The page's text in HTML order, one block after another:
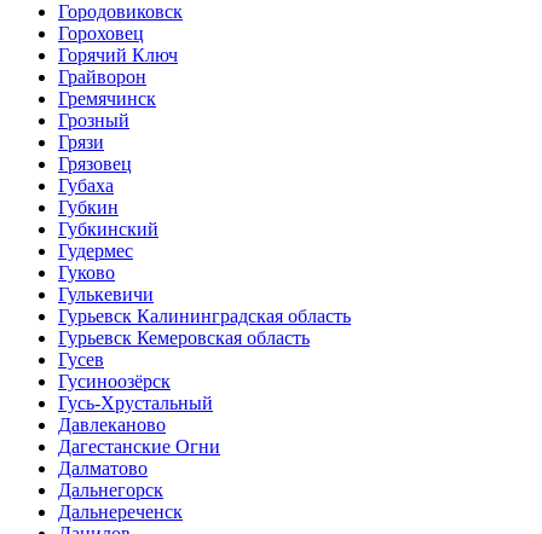
Городовиковск
Гороховец
Горячий Ключ
Грайворон
Гремячинск
Грозный
Грязи
Грязовец
Губаха
Губкин
Губкинский
Гудермес
Гуково
Гулькевичи
Гурьевск Калининградская область
Гурьевск Кемеровская область
Гусев
Гусиноозёрск
Гусь-Хрустальный
Давлеканово
Дагестанские Огни
Далматово
Дальнегорск
Дальнереченск